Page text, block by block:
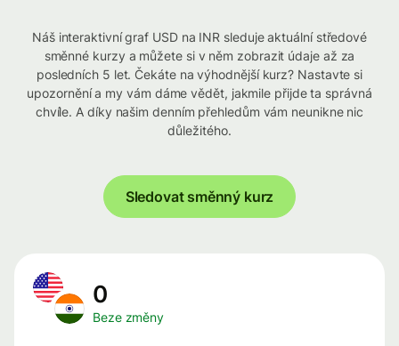
Náš interaktivní graf USD na INR sleduje aktuální středové
směnné kurzy a můžete si v něm zobrazit údaje až za
posledních 5 let. Čekáte na výhodnější kurz? Nastavte si
upozornění a my vám dáme vědět, jakmile přijde ta správná
chvíle. A díky našim denním přehledům vám neunikne nic
důležitého.
Sledovat směnný kurz
0
Beze změny